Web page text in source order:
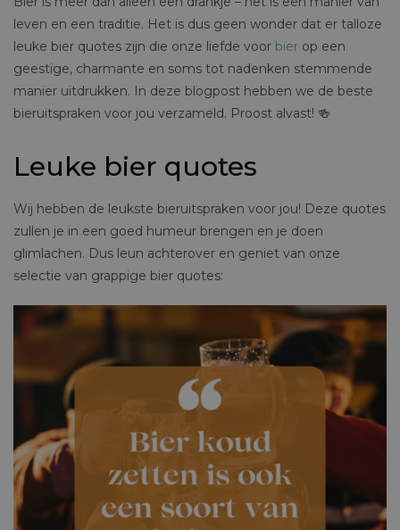
leven en een traditie. Het is dus geen wonder dat er talloze
leuke bier quotes zijn die onze liefde voor bier op een
geestige, charmante en soms tot nadenken stemmende
manier uitdrukken. In deze blogpost hebben we de beste
bieruitspraken voor jou verzameld. Proost alvast! 🍻
Leuke bier quotes
Wij hebben de leukste bieruitspraken voor jou! Deze quotes
zullen je in een goed humeur brengen en je doen
glimlachen. Dus leun achterover en geniet van onze
selectie van grappige bier quotes: